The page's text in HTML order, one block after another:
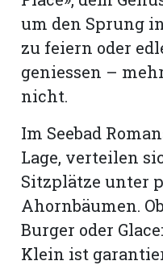
um den Sprung
zu feiern oder
geniessen –
nicht.
Im Seebad
Lage, verteilen
Sitzplätze unter
Ahornbäumen.
Burger oder
Klein ist